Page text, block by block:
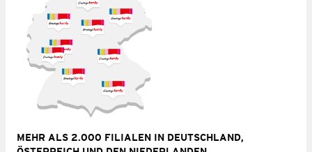
MEHR ALS 2.000 FILIALEN IN DEUTSCHLAND,